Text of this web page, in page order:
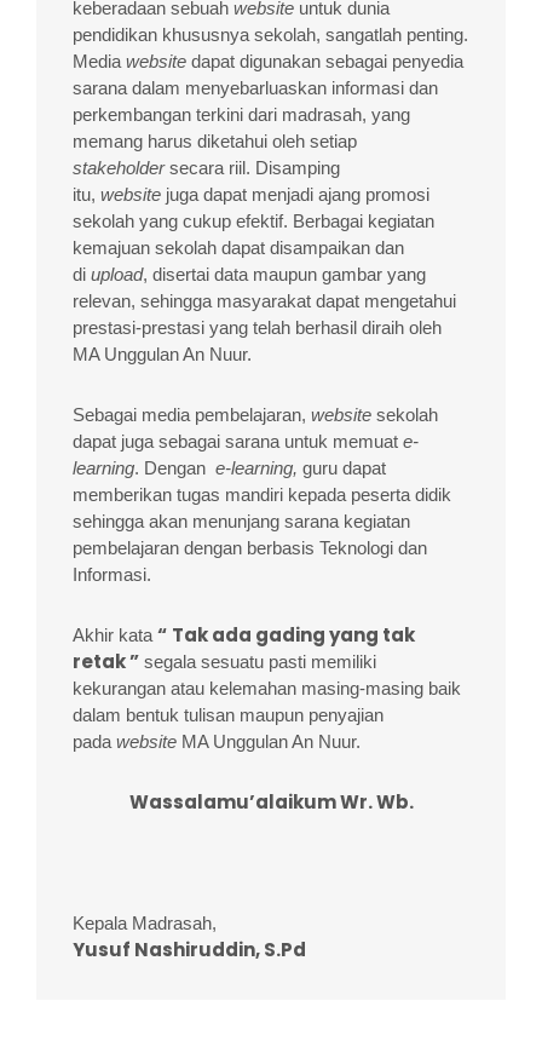
keberadaan sebuah website untuk dunia
pendidikan khususnya sekolah, sangatlah penting.
Media website dapat digunakan sebagai penyedia
sarana dalam menyebarluaskan informasi dan
perkembangan terkini dari madrasah, yang
memang harus diketahui oleh setiap
stakeholdersecara riil. Disamping
itu, website juga dapat menjadi ajang promosi
sekolah yang cukup efektif. Berbagai kegiatan
kemajuan sekolah dapat disampaikan dan
di upload, disertai data maupun gambar yang
relevan, sehingga masyarakat dapat mengetahui
prestasi-prestasi yang telah berhasil diraih oleh
MA Unggulan An Nuur.
Sebagai media pembelajaran, website sekolah
dapat juga sebagai sarana untuk memuat e-
learning. Dengan e-learning, guru dapat
memberikan tugas mandiri kepada peserta didik
sehingga akan menunjang sarana kegiatan
pembelajaran dengan berbasis Teknologi dan
Informasi.
Akhir kata “ Tak ada gadingyang tak
retak ” segala sesuatu pasti memiliki
kekurangan atau kelemahan masing-masing baik
dalam bentuk tulisan maupun penyajian
pada website MA Unggulan An Nuur.
Wassalamu’alaikum Wr. Wb.
Kepala Madrasah,
Yusuf Nashiruddin, S.Pd